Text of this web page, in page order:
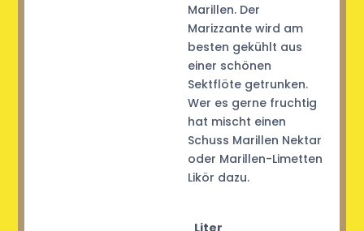
Marillen. Der
Marizzante wird am
besten gekühlt aus
einer schönen
Sektflöte getrunken.
Wer es gerne fruchtig
hat mischt einen
Schuss Marillen Nektar
oder Marillen-Limetten
Likör dazu.
Liter